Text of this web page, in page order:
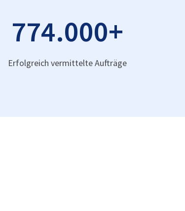
774.000+
Erfolgreich vermittelte Aufträge